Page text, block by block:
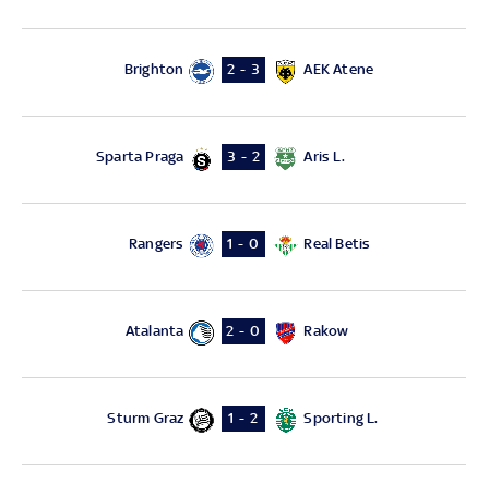
Brighton 2 - 3 AEK Atene
Sparta Praga 3 - 2 Aris L.
Rangers 1 - 0 Real Betis
Atalanta 2 - 0 Rakow
Sturm Graz 1 - 2 Sporting L.